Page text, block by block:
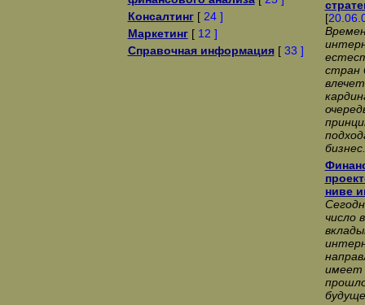
Консалтинг[ 24 ]
Маркетинг[ 12 ]
Справочная информация[ 33 ]
[
стран
бизнес.
ниве
число
имеет